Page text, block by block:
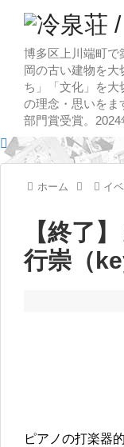
博多区上川端町で
岡の古い建物を
ち」「文化」を大
の理念・思いをま
部門賞受賞。
ホーム イ
【終了
行崇（
ピアノの打楽器